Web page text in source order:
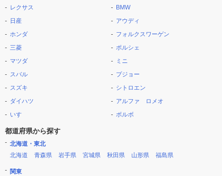
レクサス
日産
ホンダ
三菱
マツダ
スバル
スズキ
ダイハツ
いすゞ
BMW
アウディ
フォルクスワーゲン
ポルシェ
ミニ
プジョー
シトロエン
アルファ ロメオ
ボルボ
都道府県から探す
北海道・東北
北海道
青森県 岩手県 宮城県 秋田県 山形県 福島県
関東